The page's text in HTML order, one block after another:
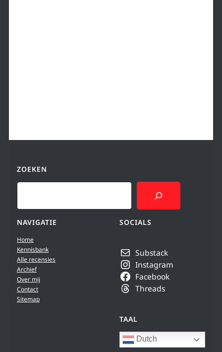
ZOEKEN
Search
NAVIGATIE
Home
Kennisbank
Alle recensies
Archief
Over mij
Contact
Sitemap
SOCIALS
Substack
Instagram
Facebook
Threads
TAAL
Dutch